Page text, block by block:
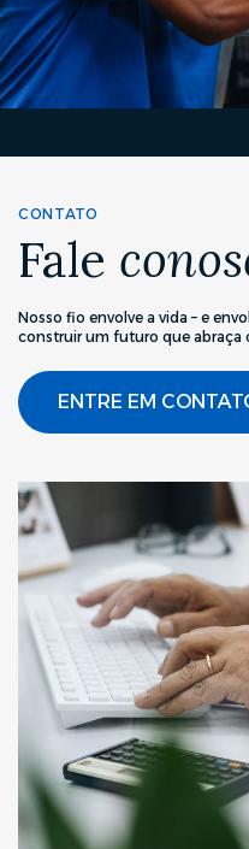
CONTATO
Fale
Nosso fio envolve a vida – e
construir um futuro que abraça
ENTRE EM